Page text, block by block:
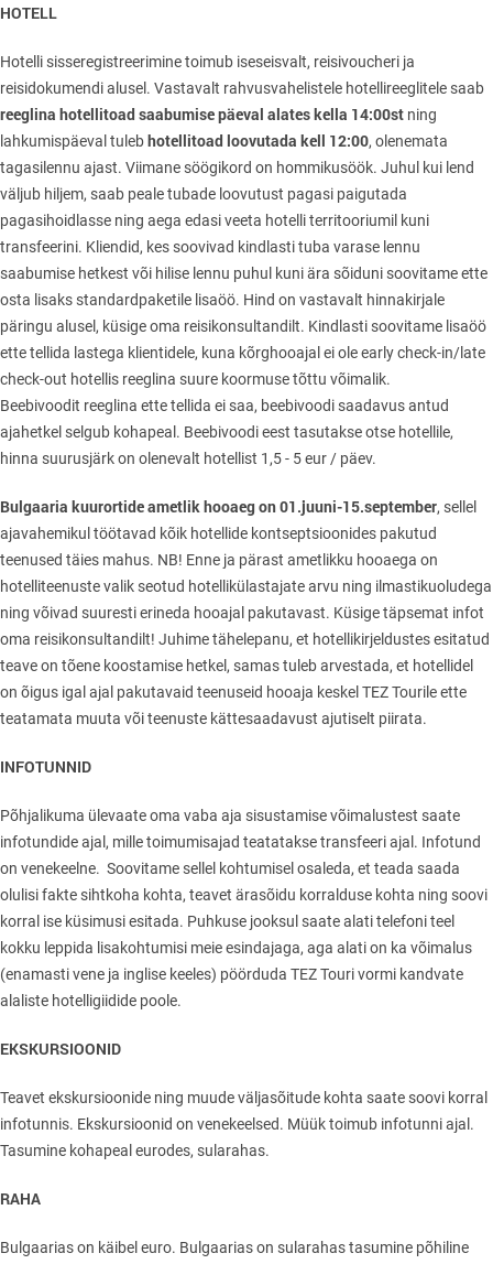
HOTELL
Hotelli sisseregistreerimine toimub iseseisvalt, reisivoucheri ja
reisidokumendi alusel. Vastavalt rahvusvahelistele hotellireeglitele saab
reeglina hotellitoad saabumise päeval alates kella 14:00st ning
lahkumispäeval tulebhotellitoad loovutada kell 12:00, olenemata
tagasilennu ajast. Viimane söögikord on hommikusöök. Juhul kui lend
väljub hiljem, saab peale tubade loovutust pagasi paigutada
pagasihoidlasse ning aega edasi veeta hotelli territooriumil kuni
transfeerini. Kliendid, kes soovivad kindlasti tuba varase lennu
saabumise hetkest või hilise lennu puhul kuni ära sõiduni soovitame ette
osta lisaks standardpaketile lisaöö. Hind on vastavalt hinnakirjale
päringu alusel, küsige oma reisikonsultandilt. Kindlasti soovitame lisaöö
ette tellida lastega klientidele, kuna kõrghooajal ei ole early check-in/late
check-out hotellis reeglina suure koormuse tõttu võimalik.
Beebivoodit reeglina ette tellida ei saa, beebivoodi saadavus antud
ajahetkel selgub kohapeal. Beebivoodi eest tasutakse otse hotellile,
hinna suurusjärk on olenevalt hotellist 1,5 - 5 eur / päev.
Bulgaaria kuurortide ametlik hooaeg on 01.juuni-15.september, sellel
ajavahemikul töötavad kõik hotellide kontseptsioonides pakutud
teenused täies mahus. NB! Enne ja pärast ametlikku hooaega on
hotelliteenuste valik seotud hotellikülastajate arvu ning ilmastikuoludega
ning võivad suuresti erineda hooajal pakutavast. Küsige täpsemat infot
oma reisikonsultandilt! Juhime tähelepanu, et hotellikirjeldustes esitatud
teave on tõene koostamise hetkel, samas tuleb arvestada, et hotellidel
on õigus igal ajal pakutavaid teenuseid hooaja keskel TEZ Tourile ette
teatamata muuta või teenuste kättesaadavust ajutiselt piirata.
INFOTUNNID
Põhjalikuma ülevaate oma vaba aja sisustamise võimalustest saate
infotundide ajal, mille toimumisajad teatatakse transfeeri ajal. Infotund
on venekeelne. Soovitame sellel kohtumisel osaleda, et teada saada
olulisi fakte sihtkoha kohta, teavet ärasõidu korralduse kohta ning soovi
korral ise küsimusi esitada. Puhkuse jooksul saate alati telefoni teel
kokku leppida lisakohtumisi meie esindajaga, aga alati on ka võimalus
(enamasti vene ja inglise keeles) pöörduda TEZ Touri vormi kandvate
alaliste hotelligiidide poole.
EKSKURSIOONID
Teavet ekskursioonide ning muude väljasõitude kohta saate soovi korral
infotunnis. Ekskursioonid on venekeelsed. Müük toimub infotunni ajal.
Tasumine kohapeal eurodes, sularahas.
RAHA
Bulgaarias on käibel euro. Bulgaarias on sularahas tasumine põhiline